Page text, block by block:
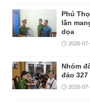
Phú
lần
dọa
2026-
Nhóm
đảo
2026-